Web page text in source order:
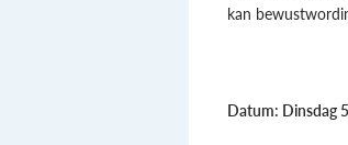
kan
Datum: Dinsdag